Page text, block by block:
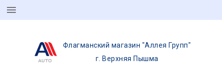
Флагманский магазин "Аллея Групп"
г. Верхняя Пышма